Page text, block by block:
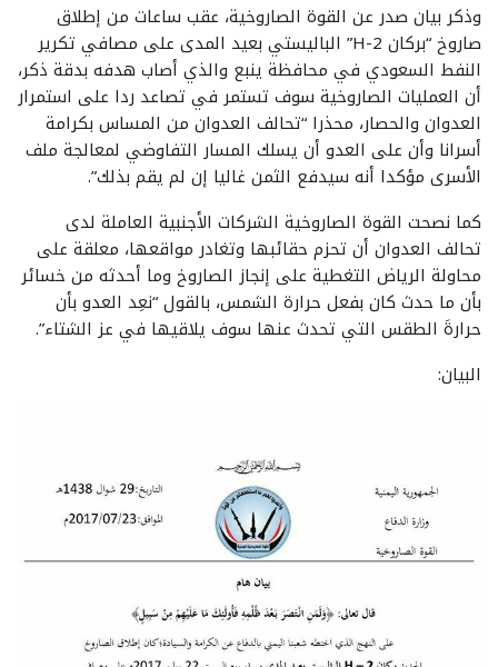
وذكر بيان صدر عن القوة الصاروخية، عقب ساعات من إطلاق
صاروخ “بركان H-2” الباليستي بعيد المدى على مصافي تكرير
النفط السعودي في محافظة ينبع والذي أصاب هدفه بدقة ذكر،
أن العمليات الصاروخية سوف تستمر في تصاعد ردا على استمرار
العدوان والحصار، محذرا “تحالف العدوان من المساس بكرامة
أسرانا وأن على العدو أن يسلك المسار التفاوضي لمعالجة ملف
الأسرى مؤكدا أنه سيدفع الثمن غاليا إن لم يقم بذلك”.
كما نصحت القوة الصاروخية الشركات الأجنبية العاملة لدى
تحالف العدوان أن تحزم حقائبها وتغادر مواقعها، معلقة على
محاولة الرياض التغطية على إنجاز الصاروخ وما أحدثه من خسائر
بأن ما حدث كان بفعل حرارة الشمس، بالقول “نعِد العدو بأن
حرارةَ الطقس التي تحدث عنها سوف يلاقيها في عز الشتاء”.
البيان: